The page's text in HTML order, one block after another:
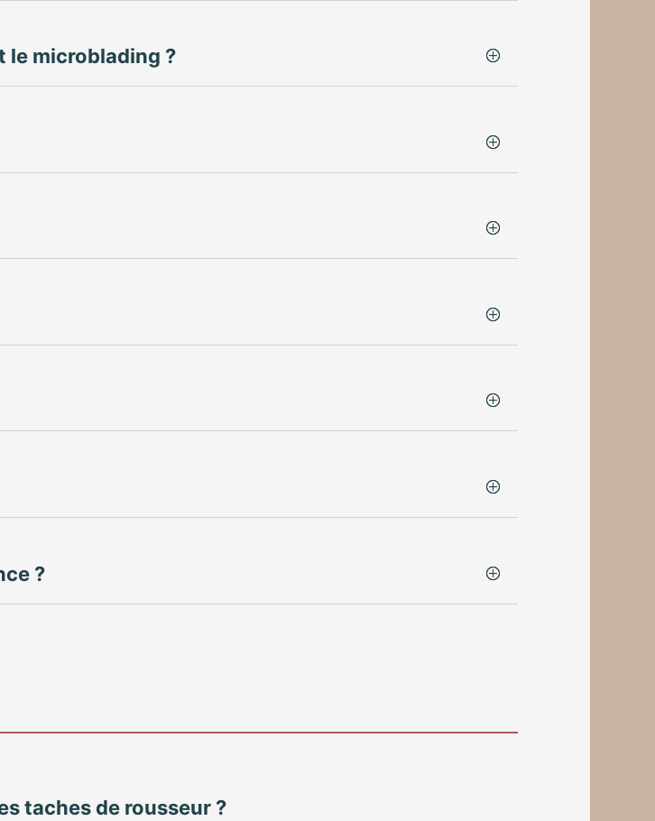
le microblading ?
?
taches de rousseur ?